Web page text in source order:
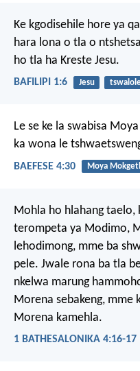
Ke kgodisehile hore ya
hara lona o tla o
ho tla ha Kreste Jesu.
BAFILIPI 1:6 Jesu
Le se ke la swabisa
ka wona le
BAEFESE 4:30 Moya
Mohla ho hlahang taelo,
terompeta ya Modimo,
lehodimong, mme ba
pele. Jwale rona ba tla
nkelwa marung
Morena sebakeng,
Morena kamehla.
1 BATHESALONIKA 4:16-17